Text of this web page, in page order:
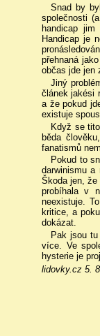
Snad by
společnosti
handicap
Handicap je
přehnaná
občas jde jen
Jiný
článek jakési
a že pokud
existuje
Když se
běda
fanatismů
Pokud to
darwinismu
Škoda jen,
probíhala v
neexistuje.
kritice, a
dokázat.
Pak jsou
více. Ve
hysterie je
lidovky.cz 5.